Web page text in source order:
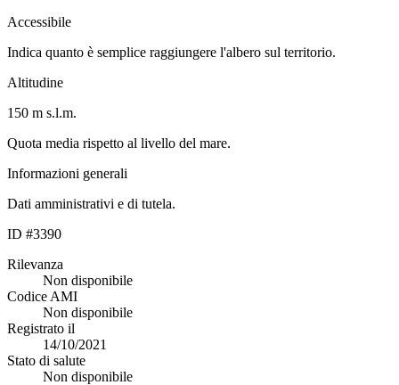
Accessibile
Indica quanto è semplice raggiungere l'albero sul territorio.
Altitudine
150 m s.l.m.
Quota media rispetto al livello del mare.
Informazioni generali
Dati amministrativi e di tutela.
ID #3390
Rilevanza
Non disponibile
Codice AMI
Non disponibile
Registrato il
14/10/2021
Stato di salute
Non disponibile